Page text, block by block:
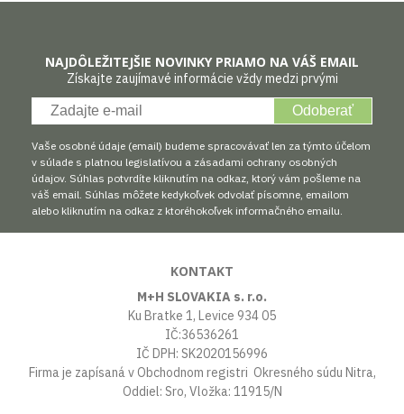
NAJDÔLEŽITEJŠIE NOVINKY PRIAMO NA VÁŠ EMAIL
Získajte zaujímavé informácie vždy medzi prvými
Odoberať
Vaše osobné údaje (email) budeme spracovávať len za týmto účelom
v súlade s platnou legislatívou a zásadami ochrany osobných
údajov. Súhlas potvrdíte kliknutím na odkaz, ktorý vám pošleme na
váš email. Súhlas môžete kedykoľvek odvolať písomne, emailom
alebo kliknutím na odkaz z ktoréhokoľvek informačného emailu.
KONTAKT
M+H SLOVAKIA s. r.o.
Ku Bratke 1, Levice 934 05
IČ:36536261
IČ DPH: SK2020156996
Firma je zapísaná v Obchodnom registri Okresného súdu Nitra,
Oddiel: Sro, Vložka: 11915/N